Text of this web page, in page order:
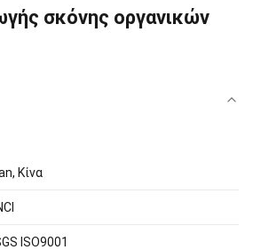
σκόνης οργανικών
Κίνα
ISO9001